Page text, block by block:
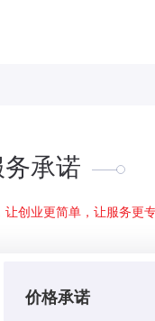
承诺
创业更简单，让服务更
价格承诺